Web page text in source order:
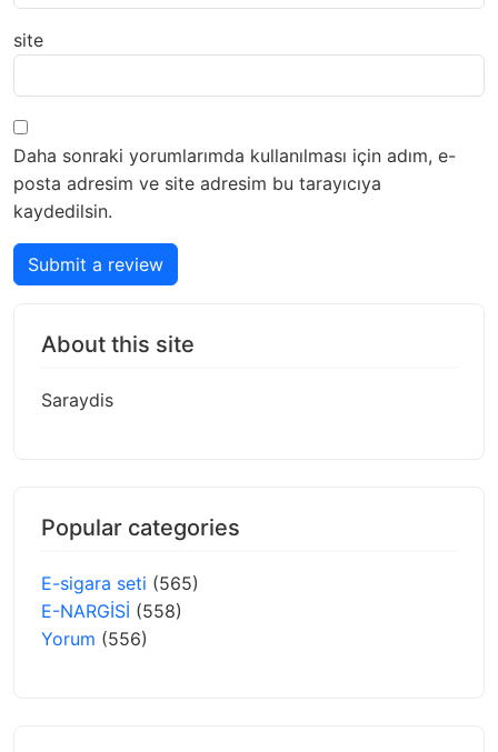
site
Daha sonraki yorumlarımda kullanılması için adım, e-
posta adresim ve site adresim bu tarayıcıya
kaydedilsin.
Submit a review
About this site
Saraydis
Popular categories
E-sigara seti (565)
E-NARGİSİ (558)
Yorum (556)